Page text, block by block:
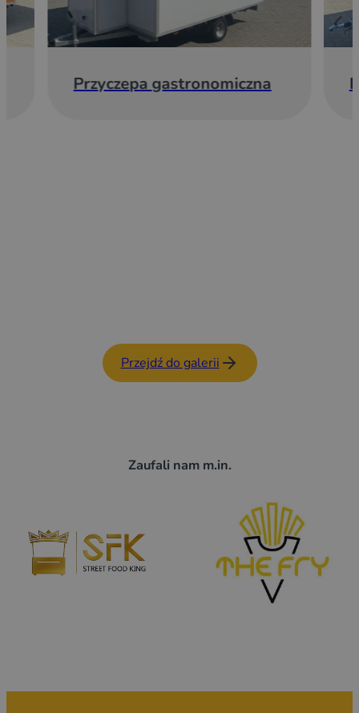
Przyczepa gastronomiczna
Przejdź do galerii
Zaufali nam m.in.